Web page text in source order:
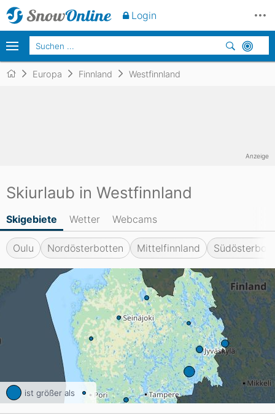
Europa Finnland Westfinnland
Skiurlaub in Westfinnland
Skigebiete Wetter Webcams
Oulu Nordösterbotten Mittelfinnland
ist größer als
Anzeige
Login